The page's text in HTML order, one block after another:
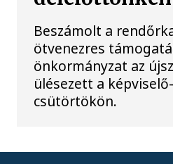
Beszámolt a
ötvenezres
önkormányzat az
ülésezett a
csütörtökön.